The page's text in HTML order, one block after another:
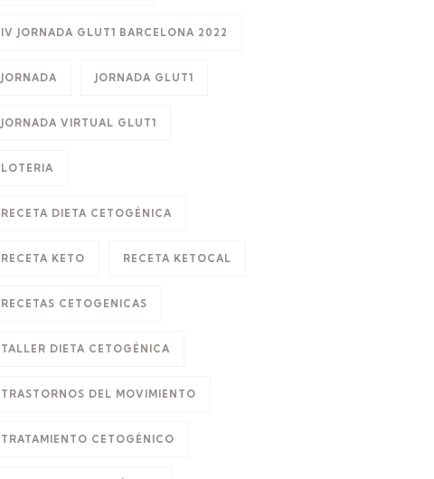
IV JORNADA GLUT1 BARCELONA 2022
JORNADA JORNADA GLUT1
JORNADA VIRTUAL GLUT1
LOTERIA
RECETA DIETA CETOGÉNICA
RECETA KETO RECETA KETOCAL
RECETAS CETOGENICAS
TALLER DIETA CETOGÉNICA
TRASTORNOS DEL MOVIMIENTO
TRATAMIENTO CETOGÉNICO